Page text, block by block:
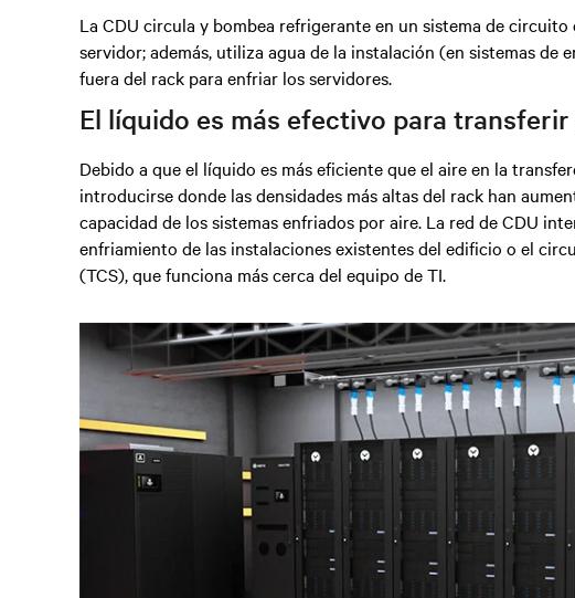
La CDU circula y bombea refrigerante en un sistema de
servidor; además, utiliza agua de la instalación (en sistemas
fuera del rack para enfriar los servidores.
El líquido es más efectivo para
Debido a que el líquido es más eficiente que el aire en la
introducirse donde las densidades más altas del rack han
capacidad de los sistemas enfriados por aire. La red de CDU
enfriamiento de las instalaciones existentes del edificio o el
(TCS), que funciona más cerca del equipo de TI.